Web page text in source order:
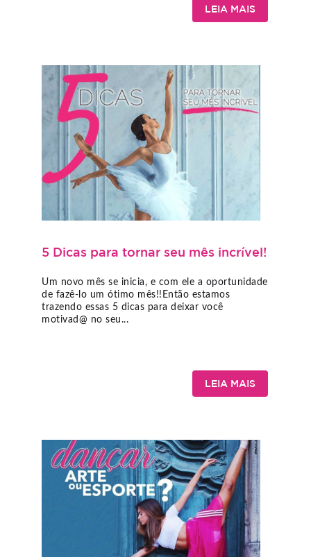
LEIA MAIS
5 Dicas para tornar seu mês incrível!
Um novo mês se inicia, e com ele a oportunidade
de fazê-lo um ótimo mês!!Então estamos
trazendo essas 5 dicas para deixar você
motivad@ no seu...
LEIA MAIS